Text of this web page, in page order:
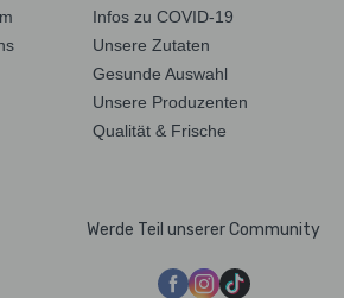
Infos zu COVID-19
Unsere Zutaten
Gesunde Auswahl
Unsere Produzenten
Qualität & Frische
Werde Teil unserer Community